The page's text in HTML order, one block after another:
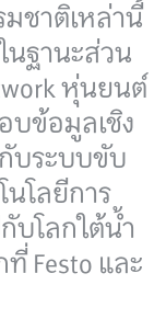
ชาติเหล่านี้
นฐานะส่วน
หุ่นยนต์
บข้อมูลเชิง
บระบบขับ
โลยีการ
บโลกใต้น้ำ
Festo และ